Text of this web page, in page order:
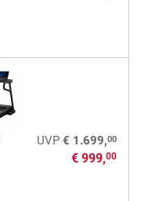
UVP € 1.699,00
€ 999,00